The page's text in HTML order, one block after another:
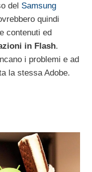
del Samsung
quindi
contenuti ed
in Flash.
i problemi e ad
la stessa Adobe.